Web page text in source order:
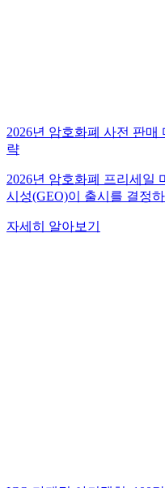
2026년 암호화폐 사전 판매
략
2026년 암호화폐 프리세일
시성(GEO)이 출시를 결정
자세히 알아보기